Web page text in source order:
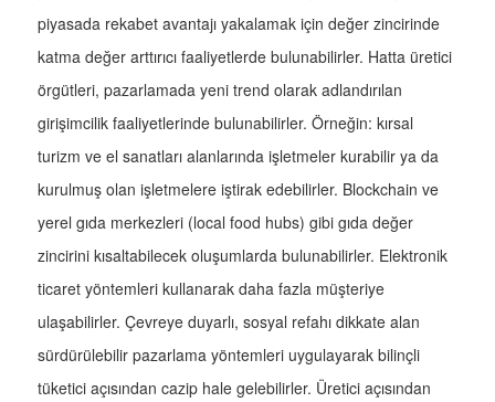
piyasada rekabet avantajı yakalamak için değer zincirinde
katma değer arttırıcı faaliyetlerde bulunabilirler. Hatta üretici
örgütleri, pazarlamada yeni trend olarak adlandırılan
girişimcilik faaliyetlerinde bulunabilirler. Örneğin: kırsal
turizm ve el sanatları alanlarında işletmeler kurabilir ya da
kurulmuş olan işletmelere iştirak edebilirler. Blockchain ve
yerel gıda merkezleri (local food hubs) gibi gıda değer
zincirini kısaltabilecek oluşumlarda bulunabilirler. Elektronik
ticaret yöntemleri kullanarak daha fazla müşteriye
ulaşabilirler. Çevreye duyarlı, sosyal refahı dikkate alan
sürdürülebilir pazarlama yöntemleri uygulayarak bilinçli
tüketici açısından cazip hale gelebilirler. Üretici açısından